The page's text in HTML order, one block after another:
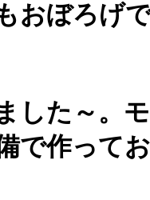
おぼろげ
した～。
で作って